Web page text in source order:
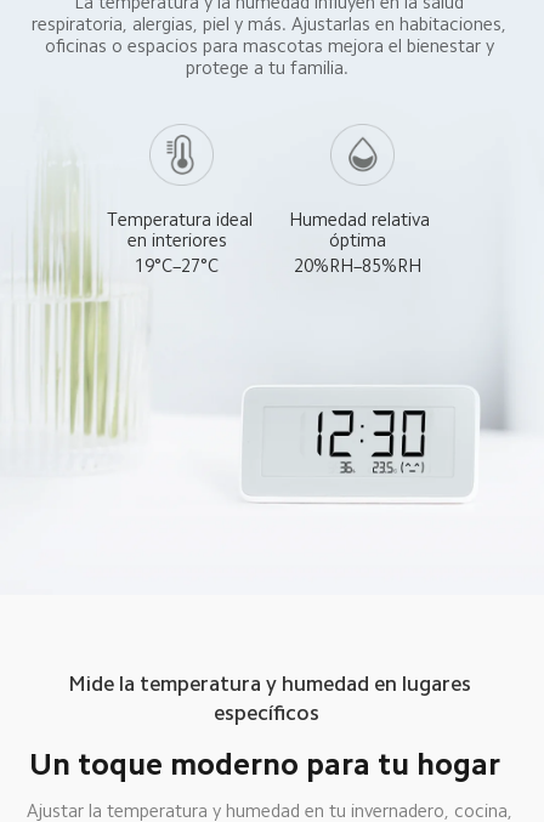
respiratoria, alergias, piel y más. Ajustarlas en habitaciones,
oficinas o espacios para mascotas mejora el bienestar y
protege a tu familia.
Temperatura ideal
en interiores
19°C–27°C
Humedad relativa
óptima
20%RH–85%RH
Mide la temperatura y humedad en lugares
específicos
Un toque moderno para tu hogar
Ajustar la temperatura y humedad en tu invernadero, cocina,